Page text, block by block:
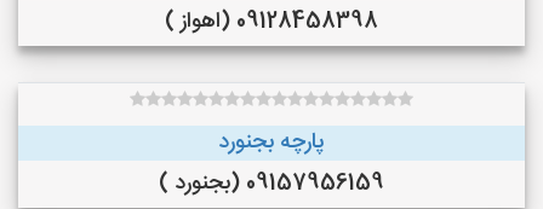
09128458398 (اهواز )
پارچه بجنورد
09157956159 (بجنورد )